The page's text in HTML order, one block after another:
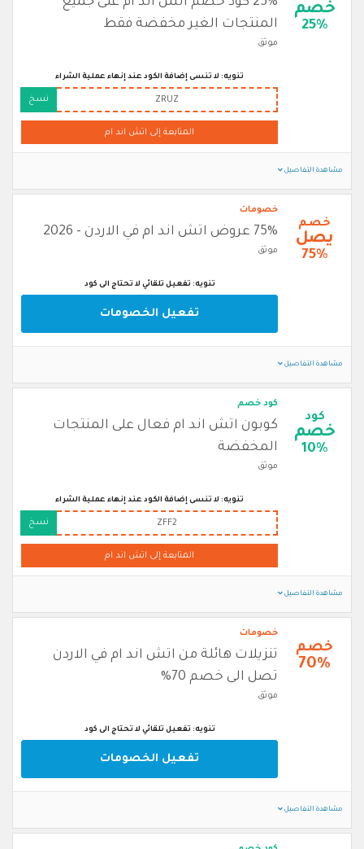
خصم
25%
المنتجات الغير مخفضة فقط
موثق
تنويه: لا تنسى إضافة الكود عند إنهاء عملية الشراء
ZRUZ نسخ
المتابعة إلى اتش اند ام
مشاهدة التفاصيل
خصم
يصل
75%
خصومات
75% عروض اتش اند ام في الاردن - 2026
موثق
تنويه: تفعيل تلقائي لا تحتاج الى كود
تفعيل الخصومات
مشاهدة التفاصيل
كود
خصم
10%
كود خصم
كوبون اتش اند ام فعال على المنتجات
المخفضة
موثق
تنويه: لا تنسى إضافة الكود عند إنهاء عملية الشراء
ZFF2 نسخ
المتابعة إلى اتش اند ام
مشاهدة التفاصيل
خصم
70%
خصومات
تنزيلات هائلة من اتش اند ام في الاردن
تصل الى خصم 70%
موثق
تنويه: تفعيل تلقائي لا تحتاج الى كود
تفعيل الخصومات
مشاهدة التفاصيل